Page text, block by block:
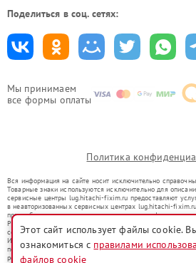
Мы принимаем
все формы оплаты
Поделиться в соц. сетях:
Политика
Вся информация на сайте носит исключительно
Товарные знаки используются исключительно для
сервисные центры lug.hitachi-fixim.ru предоставляют
в неавторизованных сервисных центрах lug.hitachi-
правообладателями товарных знаков или их
Ремонт осуществляется для устройств, уже введенных в
со статьей 1487 ГК РФ.
Использование товарных знаков не преследует цели
потребителей в заблуждение, а служит для
ремонту техники указанных брендов.
Этот сайт использует файлы cookie.
ознакомиться с правилами
файлов cookie